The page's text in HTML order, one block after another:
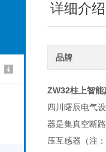
详细介绍
品牌
ZW32柱上智能
四川曙辰电气
器是集真空断
压互感器（注